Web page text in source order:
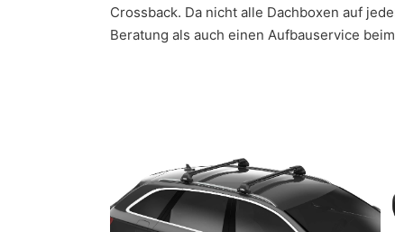
Crossback. Da nicht alle Dachboxen auf
Beratung als auch einen Aufbauservice